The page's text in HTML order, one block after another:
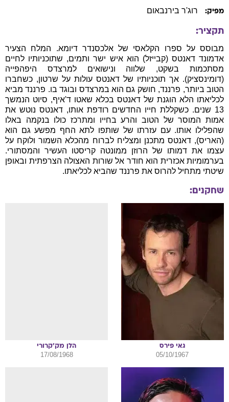
מפיק: רוג'ר בירנבאום
תקציר:
מבוסס על ספרו הקלאסי של אלכסנדר דיומא. המלח הצעיר
אדמונד דאנטס (קבייזל) הוא איש ישר ותמים, שתוכניותיו לחיים
מסתכמות בשקט, שלווה ונישואים למרצדס היפהפייה
(דומינסציק). אך תוכניותיו של דאנטס עולות על שרטון, כשחברו
הטוב ביותר, פרננד, חושק גם הוא במרצדס ובוגד בו. פרננד מביא
לכליאתו הלא הוגנת של דאנטס בכלא שאטו ד'איף, סיוט הנמשך
13 שנים. כשקללת חייו החדשים רודפת אותו, דאנטס נוטש את
אמות המוסר של הטוב והרע בחייו ומתרכז כולו בנקמה באלו
שהפלילו אותו. עם עזרתו של שותפו לתא החף מפשע גם הוא
(האריס), דאנטס מתכנן ומצליח לברוח מהכלא השמור ולוקח על
עצמו את דמותו של הרוזן ממונטה קריסטו העשיר והמסתורי.
בערמומיות אכזרית הוא חודר אל שורות האצולה הצרפתית ובאופן
שיטתי מתחיל להרוס את פרננד שהביא לכליאתו.
שחקנים:
גאי פירס
05/10/1967
הלן מק'קרורי
17/08/1968